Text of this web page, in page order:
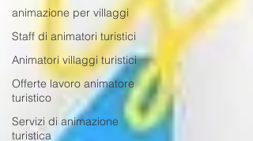
animazione per villaggi
Staff di animatori turistici
Animatori villaggi turistici
Offerte lavoro animatore
turistico
Servizi di animazione
turistica